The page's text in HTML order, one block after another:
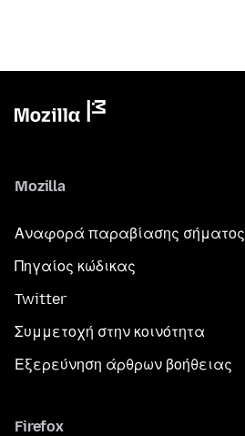
Mozilla
Αναφορά παραβίασης σήματος
Πηγαίος κώδικας
Twitter
Συμμετοχή στην κοινότητα
Εξερεύνηση άρθρων βοήθειας
Firefox